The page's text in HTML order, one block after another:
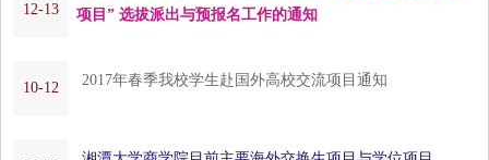
12-13
项目” 选拔派出与预报名工作的通知
10-12 2017年春季我校学生赴国外高校交流项目通知